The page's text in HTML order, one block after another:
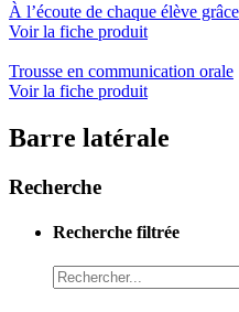
À l’écoute de chaque élève
Voir la fiche produit
Trousse en communication orale
Voir la fiche produit
Barre latérale
Recherche
Recherche filtrée
Recheche